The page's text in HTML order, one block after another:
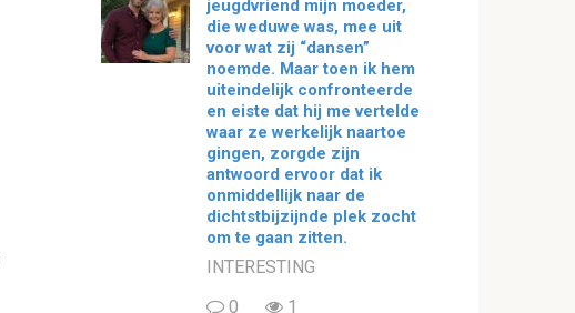
jeugdvriend mijn moeder,
die weduwe was, mee uit
voor wat zij “dansen”
noemde. Maar toen ik hem
uiteindelijk confronteerde
en eiste dat hij me vertelde
waar ze werkelijk naartoe
gingen, zorgde zijn
antwoord ervoor dat ik
onmiddellijk naar de
dichtstbijzijnde plek zocht
om te gaan zitten.
INTERESTING
0
1